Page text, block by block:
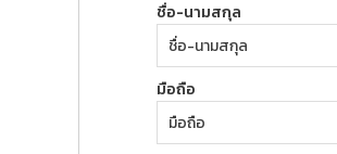
ชื่อ-นามสกุล
มือถือ